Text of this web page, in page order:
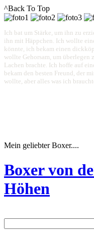
^Back To Top
Ich bat um Stärke, um ihn zu
ihn mit Häppchen. Ich wollte
könnte, ich bekam einen
wollte Gehorsam, um überlegen
Lachen brachte. Ich hoffe auf
bekam den besten Freund, der
wollte, aber alles was ich
Mein geliebter Boxer....
Boxer von
Höhen